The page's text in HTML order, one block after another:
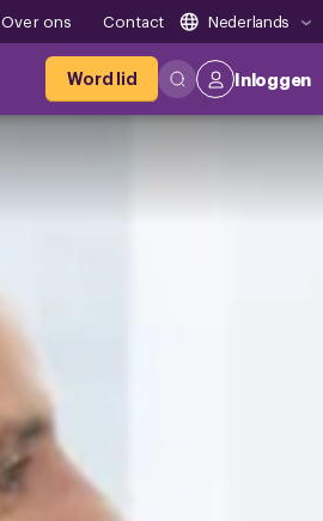
Over ons Contact Nederlands
Word lid
Inloggen